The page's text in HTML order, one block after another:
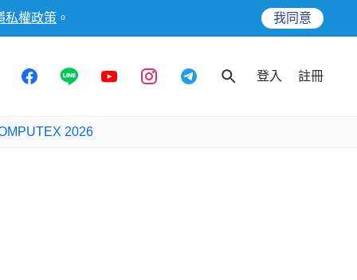
私權政策 。 我同意
登入 註冊
2026